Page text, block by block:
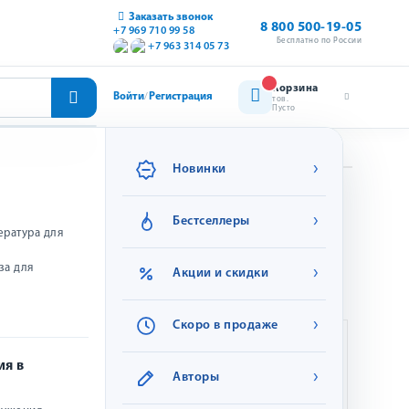
Заказать звонок
+7 969 710 99 58
+7 963 314 05 73
8 800 500-19-05
Бесплатно по России
для
для
в
Новинки ›
Бестселлеры ›
Акции и скидки ›
Скоро в продаже ›
Авторы ›
Войти/ Регистрация
Корзина
тов.
Пусто
и завершенные, постоянно действующие
скидках.